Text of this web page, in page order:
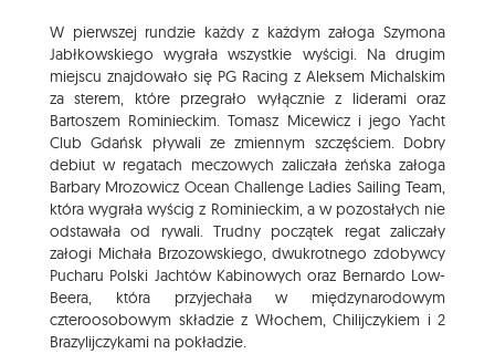
W pierwszej rundzie każdy z każdym załoga Szymona
Jabłkowskiego wygrała wszystkie wyścigi. Na drugim
miejscu znajdowało się PG Racing z Aleksem Michalskim
za sterem, które przegrało wyłącznie z liderami oraz
Bartoszem Rominieckim. Tomasz Micewicz i jego Yacht
Club Gdańsk pływali ze zmiennym szczęściem. Dobry
debiut w regatach meczowych zaliczała żeńska załoga
Barbary Mrozowicz Ocean Challenge Ladies Sailing Team,
która wygrała wyścig z Rominieckim, a w pozostałych nie
odstawała od rywali. Trudny początek regat zaliczały
załogi Michała Brzozowskiego, dwukrotnego zdobywcy
Pucharu Polski Jachtów Kabinowych oraz Bernardo Low-
Beera, która przyjechała w międzynarodowym
czteroosobowym składzie z Włochem, Chilijczykiem i 2
Brazylijczykami na pokładzie.